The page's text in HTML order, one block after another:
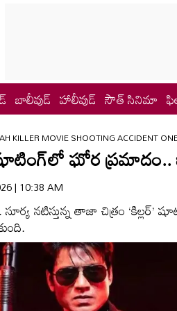
బాలీవుడ్ హాలీవుడ్ సౌత్ సినిమా
KILLER MOVIE SHOOTING ACCIDENT
షూటింగ్‌లో ఘోర
| 10:38 AM
సూర్య నటిస్తున్న తాజా చిత్రం